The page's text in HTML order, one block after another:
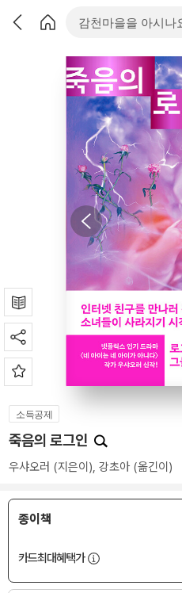
소득공제
죽음의 로그인
우샤오러 (지은이), 강초아 (옮긴이)
종이책
카드최대혜택가